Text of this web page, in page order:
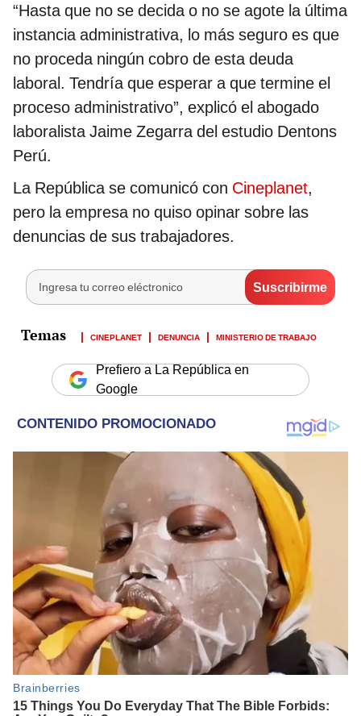
“Hasta que no se decida o no se agote la última
instancia administrativa, lo más seguro es que
no proceda ningún cobro de esta deuda
laboral. Tendría que esperar a que termine el
proceso administrativo”, explicó el abogado
laboralista Jaime Zegarra del estudio Dentons
Perú.
La República se comunicó con Cineplanet,
pero la empresa no quiso opinar sobre las
denuncias de sus trabajadores.
CINEPLANET DENUNCIA MINISTERIO DE TRABAJO
Prefiero a La República en
Google